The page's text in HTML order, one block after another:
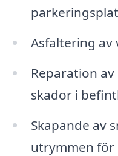
Asfaltering av
Reparation
skador i
Skapande av
utrymmen för